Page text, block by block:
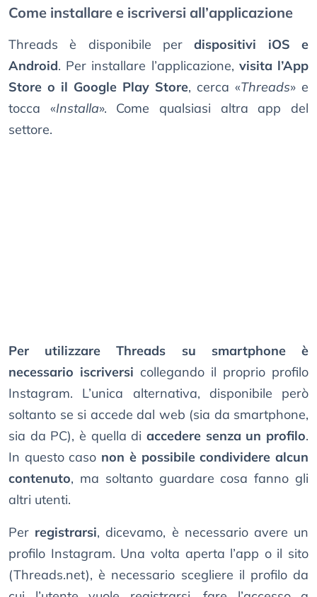
Come installare e iscriversi all’applicazione
Threads è disponibile perdispositivi iOS e
Android. Per installare l’applicazione, visita l’App
Store o il Google Play Store, cerca «Threads» e
tocca «Installa». Come qualsiasi altra app del
settore.
Per utilizzare Threads su smartphone è
necessario iscriversi collegando il proprio profilo
Instagram. L’unica alternativa, disponibile però
soltanto se si accede dal web (sia da smartphone,
sia da PC), è quella di accedere senza un profilo.
In questo caso non è possibile condividere alcun
contenuto, ma soltanto guardare cosa fanno gli
altri utenti.
Per registrarsi, dicevamo, è necessario avere un
profilo Instagram. Una volta aperta l’app o il sito
(Threads.net), è necessario scegliere il profilo da